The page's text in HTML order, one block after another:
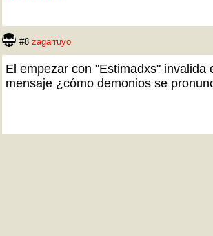
#8 zagarruyo
El empezar con "Estimadxs" invalida
mensaje ¿cómo demonios se